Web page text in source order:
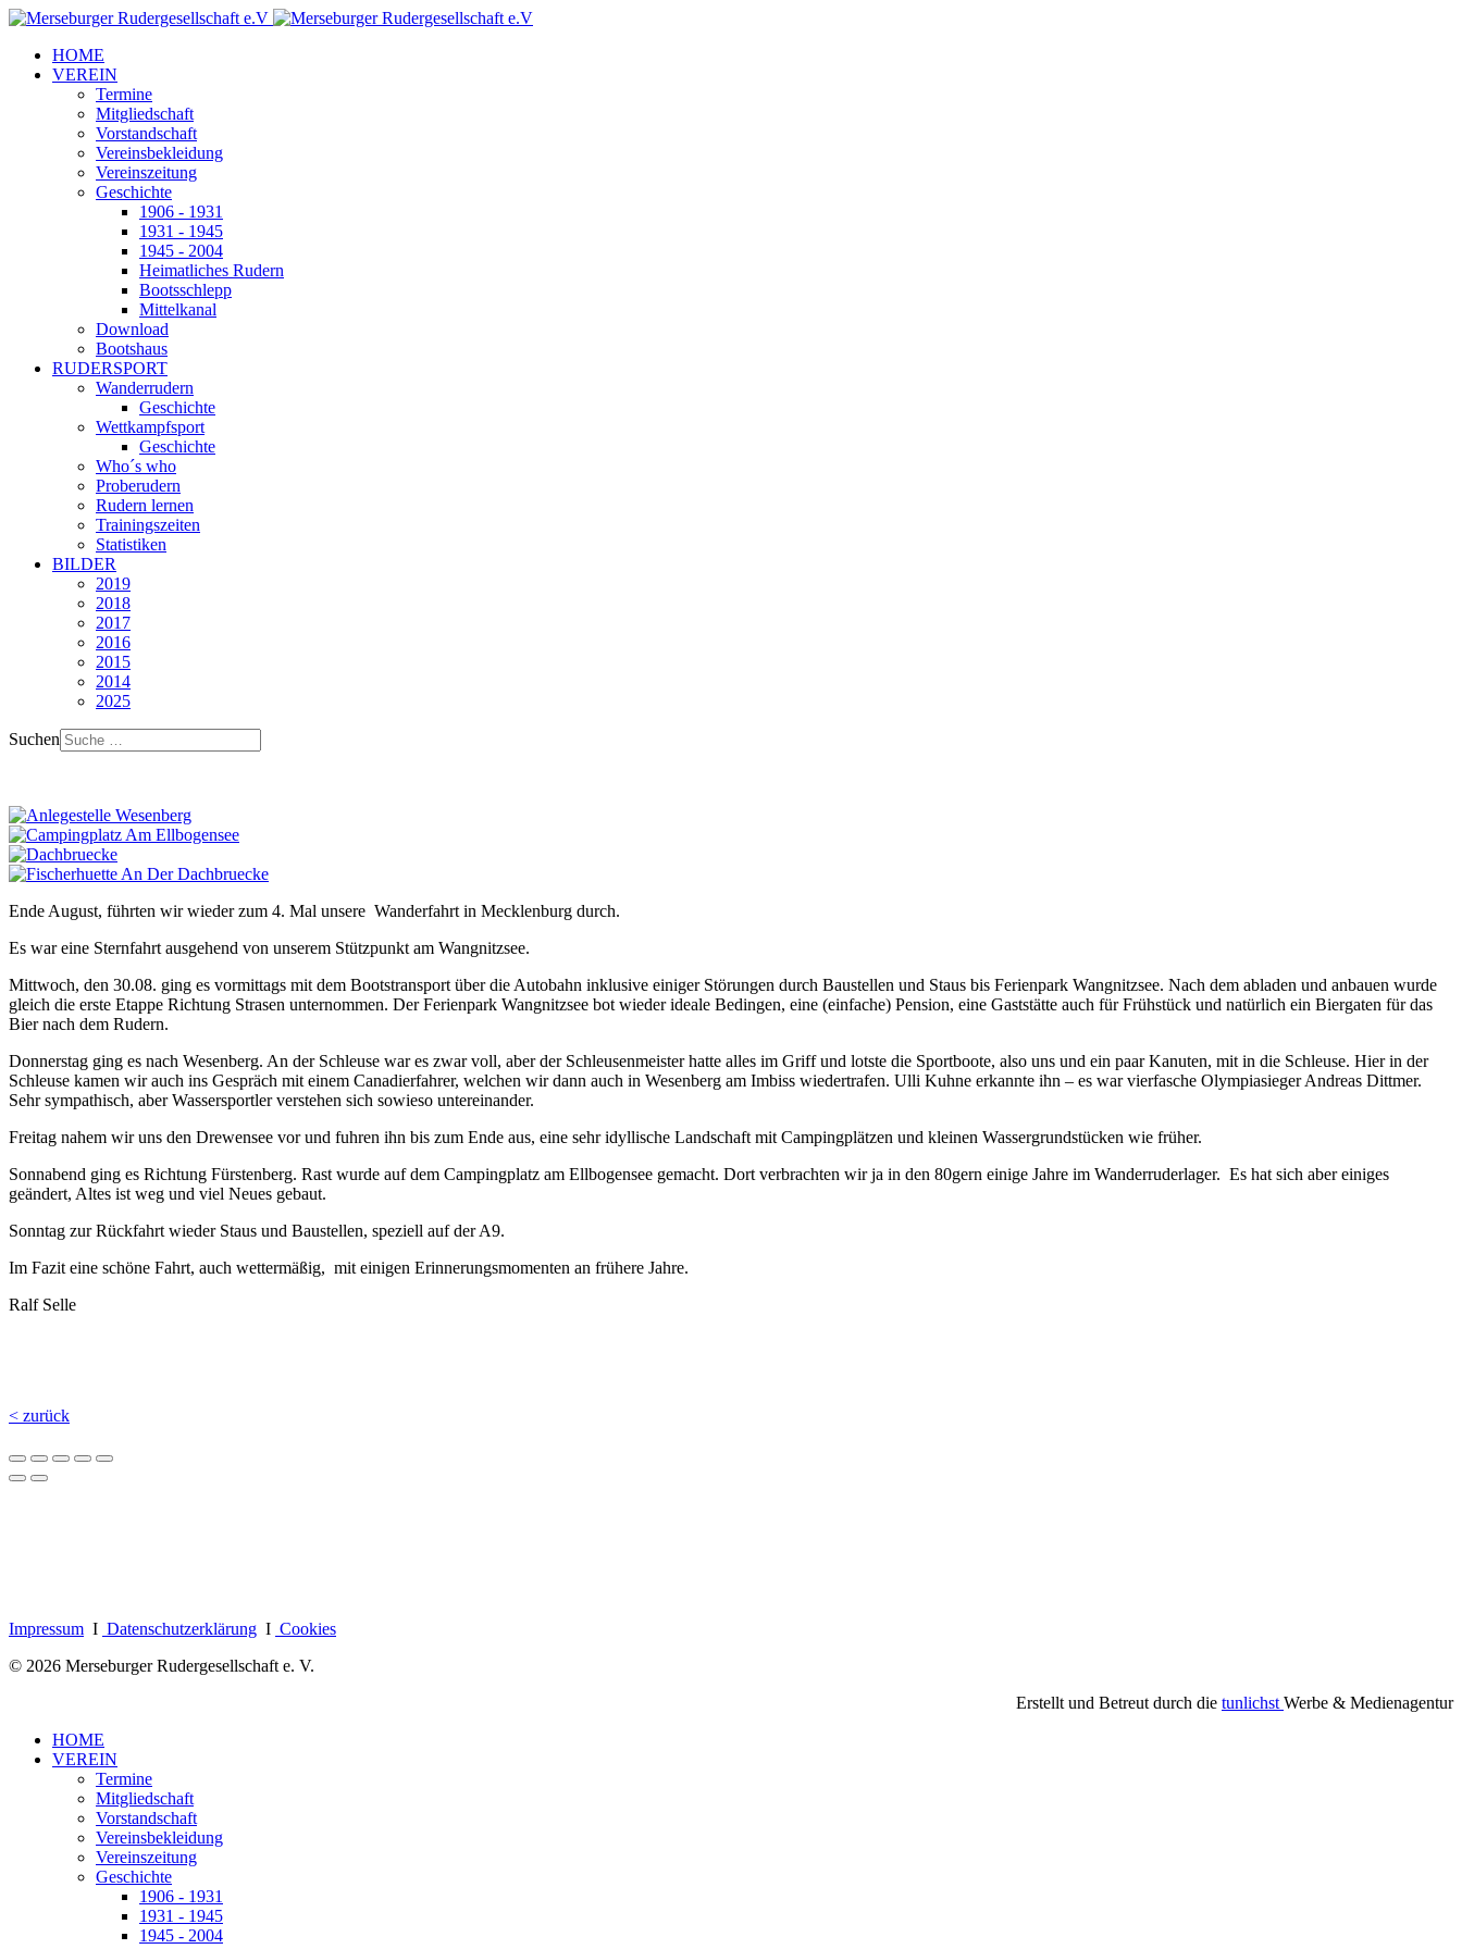
HOME
VEREIN
Termine
Mitgliedschaft
Vorstandschaft
Vereinsbekleidung
Vereinszeitung
Geschichte
1906 - 1931
1931 - 1945
1945 - 2004
Heimatliches Rudern
Bootsschlepp
Mittelkanal
Download
Bootshaus
RUDERSPORT
Wanderrudern
Geschichte
Wettkampfsport
Geschichte
Who´s who
Proberudern
Rudern lernen
Trainingszeiten
Statistiken
BILDER
2019
2018
2017
2016
2015
2014
2025
Suchen
Ende August, führten wir wieder zum 4. Mal unsere Wanderfahrt in Mecklenburg durch.
Es war eine Sternfahrt ausgehend von unserem Stützpunkt am Wangnitzsee.
Mittwoch, den 30.08. ging es vormittags mit dem Bootstransport über die Autobahn inklusive einiger Störungen durch Baustellen und Staus bis Ferienpark Wangnitzsee. Nach dem abladen und anbauen wurde
gleich die erste Etappe Richtung Strasen unternommen. Der Ferienpark Wangnitzsee bot wieder ideale Bedingen, eine (einfache) Pension, eine Gaststätte auch für Frühstück und natürlich ein Biergaten für das
Bier nach dem Rudern.
Donnerstag ging es nach Wesenberg. An der Schleuse war es zwar voll, aber der Schleusenmeister hatte alles im Griff und lotste die Sportboote, also uns und ein paar Kanuten, mit in die Schleuse. Hier in der
Schleuse kamen wir auch ins Gespräch mit einem Canadierfahrer, welchen wir dann auch in Wesenberg am Imbiss wiedertrafen. Ulli Kuhne erkannte ihn – es war vierfasche Olympiasieger Andreas Dittmer.
Sehr sympathisch, aber Wassersportler verstehen sich sowieso untereinander.
Freitag nahem wir uns den Drewensee vor und fuhren ihn bis zum Ende aus, eine sehr idyllische Landschaft mit Campingplätzen und kleinen Wassergrundstücken wie früher.
Sonnabend ging es Richtung Fürstenberg. Rast wurde auf dem Campingplatz am Ellbogensee gemacht. Dort verbrachten wir ja in den 80gern einige Jahre im Wanderruderlager. Es hat sich aber einiges
geändert, Altes ist weg und viel Neues gebaut.
Sonntag zur Rückfahrt wieder Staus und Baustellen, speziell auf der A9.
Im Fazit eine schöne Fahrt, auch wettermäßig, mit einigen Erinnerungsmomenten an frühere Jahre.
Ralf Selle
< zurück
Impressum I Datenschutzerklärung I Cookies
© 2026 Merseburger Rudergesellschaft e. V.
Erstellt und Betreut durch die tunlichst Werbe & Medienagentur
HOME
VEREIN
Termine
Mitgliedschaft
Vorstandschaft
Vereinsbekleidung
Vereinszeitung
Geschichte
1906 - 1931
1931 - 1945
1945 - 2004